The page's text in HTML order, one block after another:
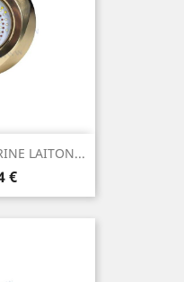
LAITON...
€